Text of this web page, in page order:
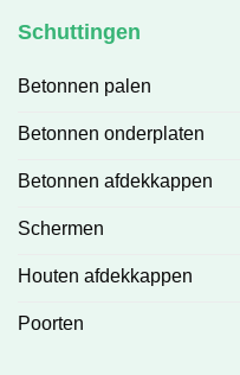
Schuttingen
Betonnen palen
Betonnen onderplaten
Betonnen afdekkappen
Schermen
Houten afdekkappen
Poorten